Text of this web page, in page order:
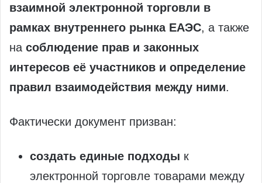
взаимной электронной торговли в
рамках внутреннего рынка ЕАЭС, а также
на соблюдение прав и законных
интересов её участников и определение
правил взаимодействия между ними.
Фактически документ призван:
создать единые подходы к
электронной торговле товарами между